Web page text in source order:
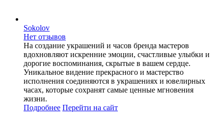
Sokolov
Нет отзывов
На создание украшений и часов бренда мастеров
вдохновляют искренние эмоции, счастливые улыбки и
дорогие воспоминания, скрытые в вашем сердце.
Уникальное видение прекрасного и мастерство
исполнения соединяются в украшениях и ювелирных
часах, которые сохранят самые ценные мгновения
жизни.
Подробнее Перейти на сайт